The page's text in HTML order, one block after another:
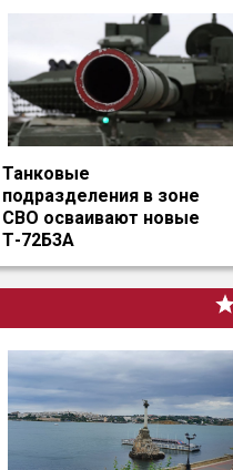
Танковые
подразделения в зоне
СВО осваивают новые
Т-72Б3А